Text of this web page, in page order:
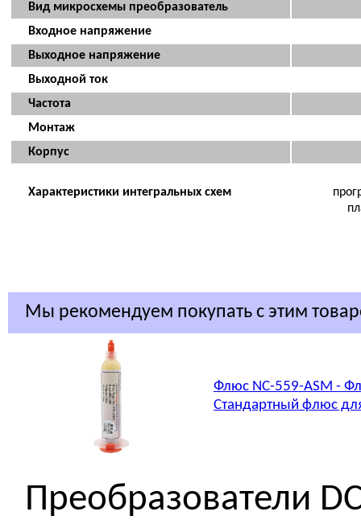
Вид микросхемы преобразователь
Входное напряжение
Выходное напряжение
Выходной ток
Частота
Монтаж
Корпус
Характеристики интегральных схем
Мы рекомендуем покупать с этим
Флюс NC-559-ASM -
Стандартный флюс
Преобразователи